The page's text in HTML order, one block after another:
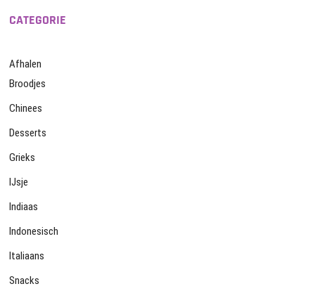
CATEGORIE
Afhalen
Broodjes
Chinees
Desserts
Grieks
IJsje
Indiaas
Indonesisch
Italiaans
Snacks